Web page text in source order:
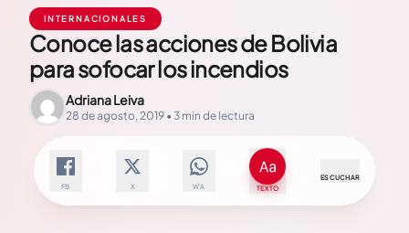
INTERNACIONALES
Conoce las acciones de Bolivia
para sofocar los incendios
Adriana Leiva
28 de agosto, 2019 • 3 min de lectura
FB X WA TEXTO
ESCUCHAR